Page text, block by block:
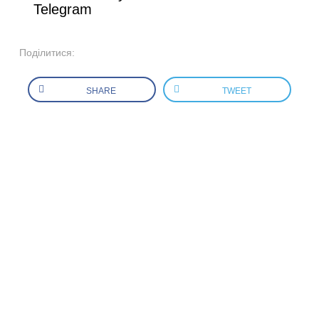
Telegram
Поділитися:
SHARE TWEET